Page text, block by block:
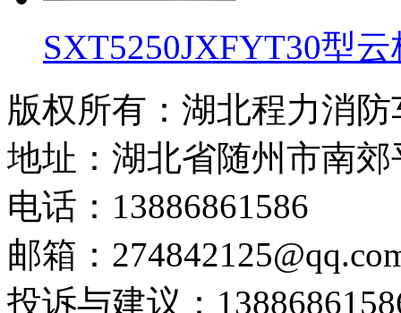
SXT5250JXFYT30型
版权所有：湖北程力消
地址：湖北省随州市南
电话：13886861586
邮箱：
投诉与建议：